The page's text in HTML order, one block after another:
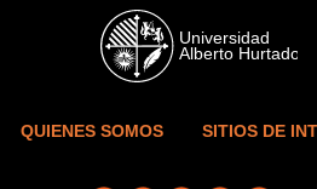
Skip to main content
QUIENES SOMOS SITIOS DE